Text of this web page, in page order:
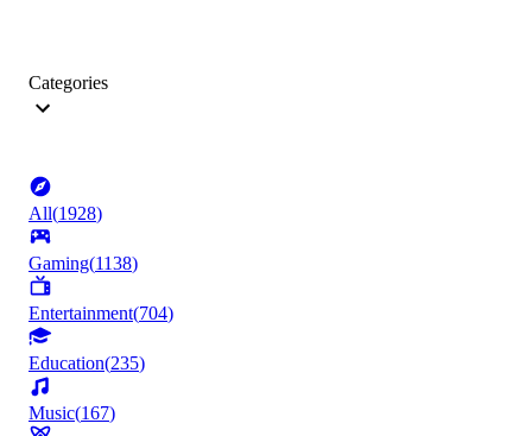
Categories
All(1928)
Gaming(1138)
Entertainment(704)
Education(235)
Music(167)